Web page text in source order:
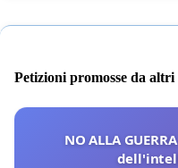
Petizioni promosse da
NO ALLA